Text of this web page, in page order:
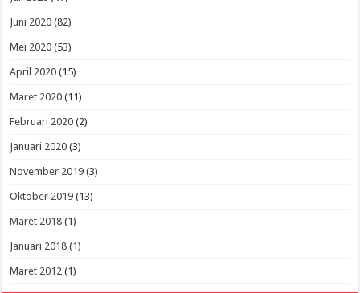
Juni 2020 (82)
Mei 2020 (53)
April 2020 (15)
Maret 2020 (11)
Februari 2020 (2)
Januari 2020 (3)
November 2019 (3)
Oktober 2019 (13)
Maret 2018 (1)
Januari 2018 (1)
Maret 2012 (1)